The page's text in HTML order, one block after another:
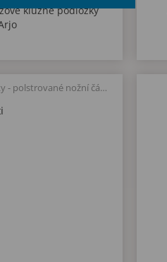
kluzné podložky
Vak na toaletu s poutky - polstrované nožní části